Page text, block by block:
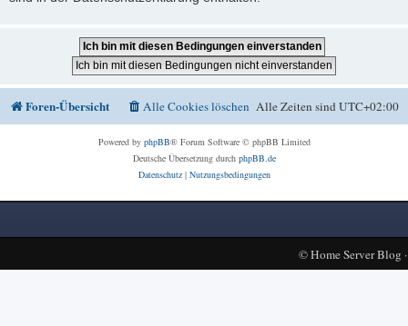
Foren-Übersicht Alle Zeiten sindUTC+02:00
Alle Cookies löschen
Powered by phpBB® Forum Software © phpBB Limited
Deutsche Übersetzung durch phpBB.de
Datenschutz| Nutzungsbedingungen
©Home Server Blog